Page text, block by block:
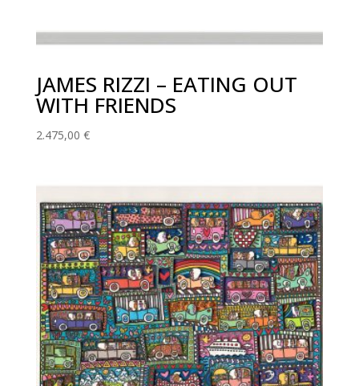
JAMES RIZZI – EATING OUT
WITH FRIENDS
2.475,00 €